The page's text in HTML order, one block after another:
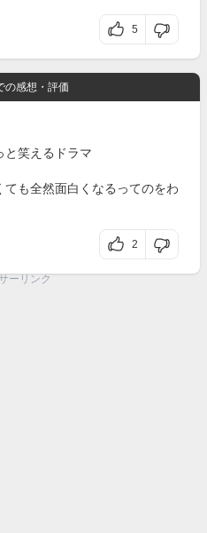
5
の感想・評価
と笑えるドラマ
ても全然面白くなるってのをわ
2
ーリンク